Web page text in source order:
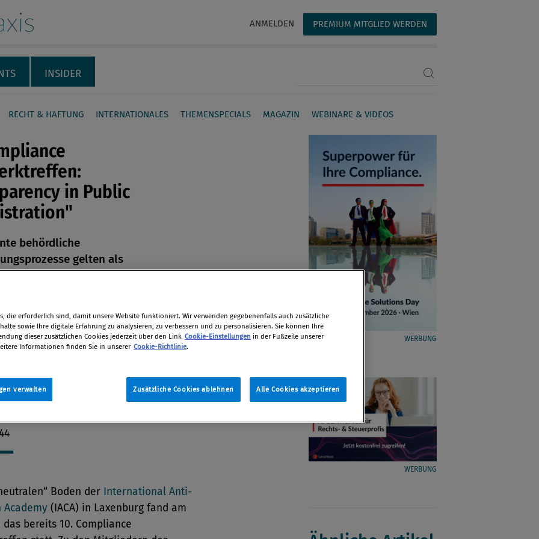
ANMELDEN PREMIUM MITGLIED WERDEN
INSIDER
RECHT & HAFTUNG INTERNATIONALES THEMENSPECIALS MAGAZIN WEBINARE & VIDEOS
in Public
behördliche
gelten als
Instrument der
doch ein Paradigmenwechsel steht
sich ändern wird und muss,
Boden der International Anti-
Academy (IACA) in Laxenburg fand am
das bereits 10. Compliance
WERBUNG
WERBUNG
die erforderlich sind, damit unsere Website funktioniert. Wir verwenden gegebenenfalls auch zusätzliche
sowie Ihre digitale Erfahrung zu analysieren, zu verbessern und zu personalisieren. Sie können Ihre
dieser zusätzlichen Cookies jederzeit über den Link Cookie-Einstellungen in der Fußzeile unserer
Informationen finden Sie in unserer Cookie-Richtlinie.
Zusätzliche Cookies ablehnen Alle Cookies akzeptieren
verwalten